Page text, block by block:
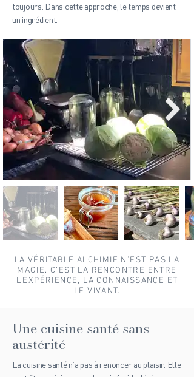
toujours. Dans cette approche, le temps devient
un ingrédient.
LA VÉRITABLE ALCHIMIE N’EST PAS LA
MAGIE. C’EST LA RENCONTRE ENTRE
L’EXPÉRIENCE, LA CONNAISSANCE ET
LE VIVANT.
Une cuisine santé sans
austérité
La cuisine santé n’a pas à renoncer au plaisir. Elle